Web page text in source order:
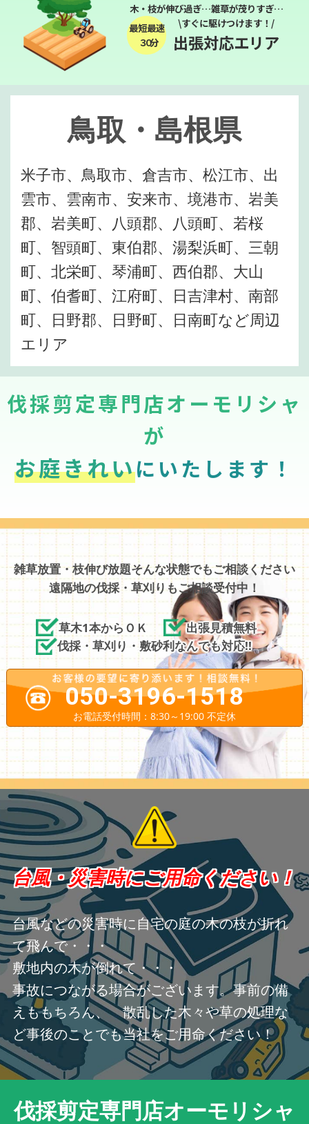
木・枝が伸び過ぎ…雑草が茂りすぎ…
最短最速
３０分
\すぐに駆けつけます！/
出張対応エリア
鳥取・島根県
米子市、鳥取市、倉吉市、松江市、出
雲市、雲南市、安来市、境港市、岩美
郡、岩美町、八頭郡、八頭町、若桜
町、智頭町、東伯郡、湯梨浜町、三朝
町、北栄町、琴浦町、西伯郡、大山
町、伯耆町、江府町、日吉津村、南部
町、日野郡、日野町、日南町など周辺
エリア
伐採剪定専門店オーモリシャ
が
お庭きれいにいたします！
雑草放置・枝伸び放題そんな状態でもご相談ください
遠隔地の伐採・草刈りもご相談受付中！
草木1本からＯＫ
出張見積無料
伐採・草刈り・敷砂利なんでも対応!!
050-3196-1518
お電話受付時間：8:30～19:00 不定休
台風・災害時にご用命ください！
台風などの災害時に自宅の庭の木の枝が折れ
て飛んで・・・
敷地内の木が倒れて・・・
事故につながる場合がございます。事前の備
えももちろん、 散乱した木々や草の処理な
ど事後のことでも当社をご用命ください！
伐採剪定専門店オーモリシャ